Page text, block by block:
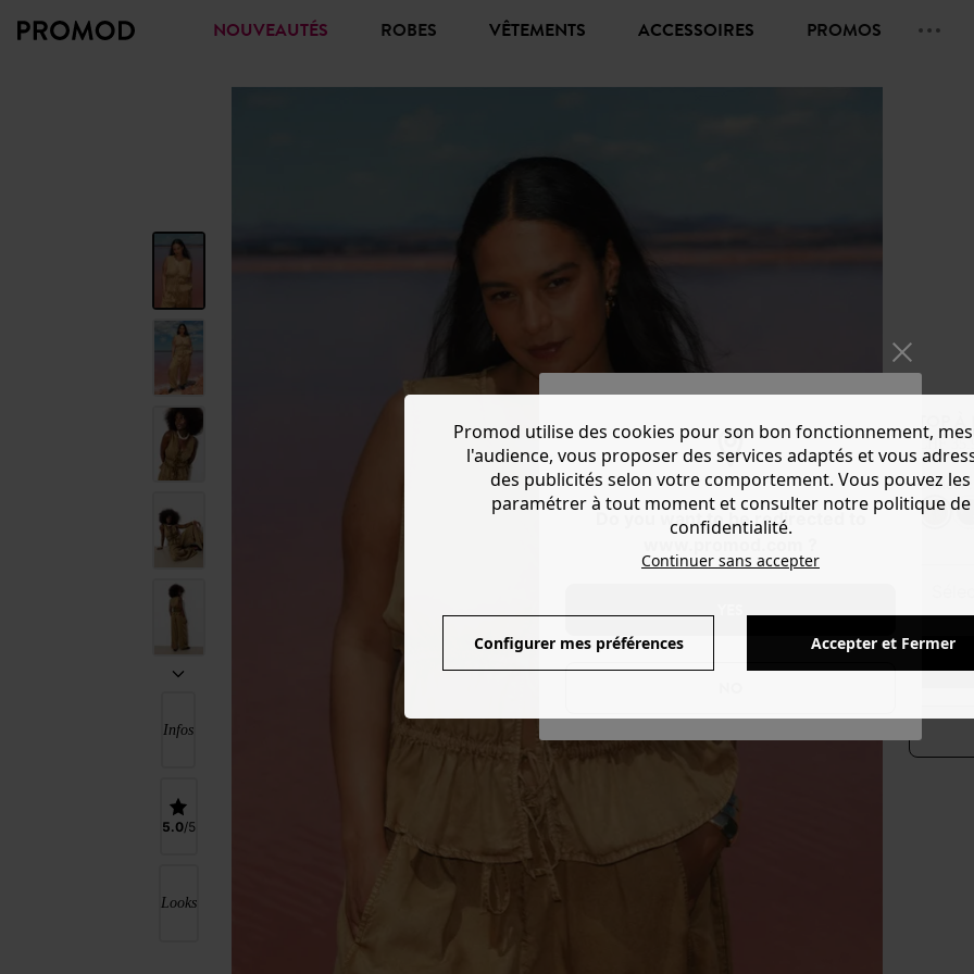
Do you want to be redirected to
NOUVEAUTÉS ROBES VÊTEMENTS ACCESSOIRES PROMOS
Infos
5.0
Looks
TOP
CHF
Couleur :
Promod utilise des cookies pour son bon fonctionnement,
l'audience, vous proposer des services adaptés et vous
des publicités selon votre comportement. Vous pouvez les
paramétrer à tout moment et consulter notre politique de
confidentialité.
Continuer sans accepter
Configurer mes préférences Accepter et Fermer